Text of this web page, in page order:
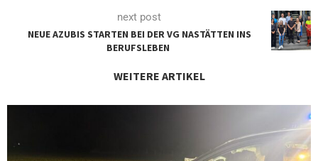
next post
NEUE AZUBIS STARTEN BEI DER VG NASTÄTTEN INS
BERUFSLEBEN
WEITERE ARTIKEL